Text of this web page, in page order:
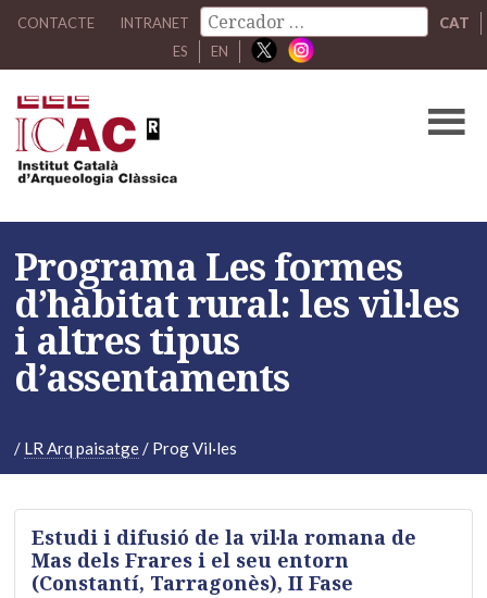
CONTACTE INTRANET
CAT
ES
EN
Programa Les formes
d’hàbitat rural: les vil·les
i altres tipus
d’assentaments
/ LR Arq paisatge/ Prog Vil·les
Estudi i difusió de la vil·la romana de
Mas dels Frares i el seu entorn
(Constantí, Tarragonès), II Fase